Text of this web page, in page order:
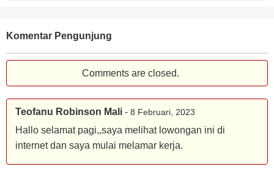
Komentar Pengunjung
Comments are closed.
Teofanu Robinson Mali - 8 Februari, 2023
Hallo selamat pagi,,saya melihat lowongan ini di
internet dan saya mulai melamar kerja.